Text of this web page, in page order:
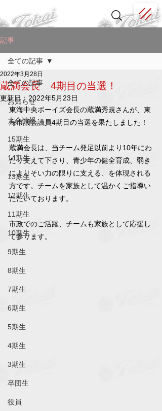
記事
全ての記事
お知らせ
大会情報
15期生
14期生
13期生
12期生
11期生
10期生
9期生
8期生
7期生
6期生
5期生
4期生
3期生
卒団生
役員
全ての記事
蔵満会長 4期目の当選！
2022年3月28日
更新日： 2022年5月23日
東海中央ボーイズ会長の蔵満秀規さんが、東
海市議会議員4期目の当選を果たしました！
蔵満会長は、当チーム発足以前より10年にわ
たり支えて下さり、青少年の健全育成、弱き
によりそい力の限りに支える、を体現される
方です。チームを家族として温かくご指導い
ただいております。
市政でのご活躍、チームも家族として応援し
て参ります。